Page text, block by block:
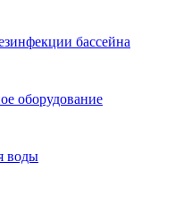
бассейна
оборудование
воды